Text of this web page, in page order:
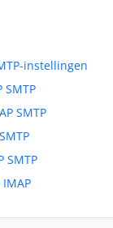
instellingen
SMTP
SMTP
SMTP